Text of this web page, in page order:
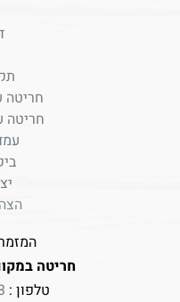
חריטה
חריטה
המזמרה 3, נס
חריטה
טלפון :